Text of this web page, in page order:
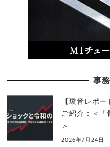
事
【瓊音レポ
ご紹介：＜「
＞
2026年7月24日